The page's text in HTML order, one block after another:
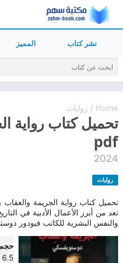
نشر كتاب المميز
Home
/ روايات
تحميل كتاب رواية
pdf
2024
روايات
تعد من أبرز الأعمال الأدبية في
والنفس البشرية للكاتب فيودور
حجم
6.5 ميجا بايت